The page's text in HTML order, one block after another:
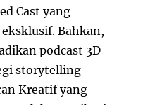
Cast yang
Bahkan,
podcast 3D
storytelling
Kreatif yang